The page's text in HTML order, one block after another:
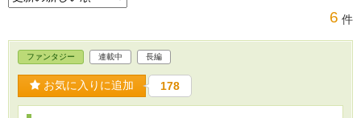
6 件
ファンタジー 連載中 長編
お気に入りに追加 178